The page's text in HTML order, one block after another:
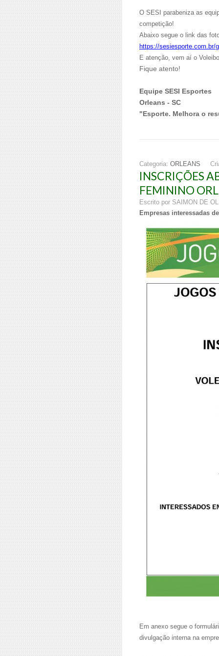
O SESI parabeniza as
competição!
Abaixo segue o link das
https://sesiesporte.com.br/
E atenção, vem aí o
Fique atento!
Equipe SESI Esportes
Orleans - SC
"Esporte. Melhora o
Categoria: ORLEANS
INSCRIÇÕES
FEMININO
Escrito por SAIMON DE
Empresas interessadas
Em anexo segue o
divulgação interna na